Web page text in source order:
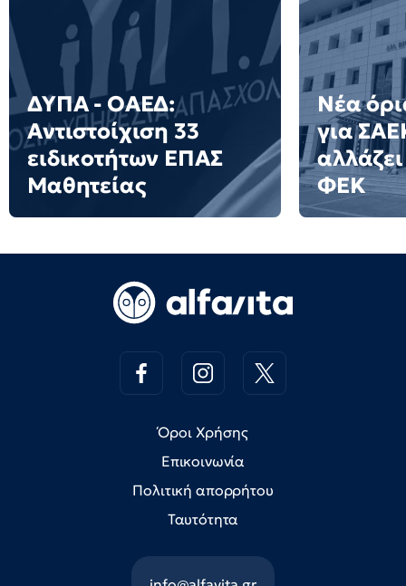
ΔΥΠΑ - ΟΑΕΔ:
Αντιστοίχιση 33
ειδικοτήτων ΕΠΑΣ
Μαθητείας
Νέα
για
ΦΕΚ
Όροι Χρήσης
Επικοινωνία
Πολιτική απορρήτου
Ταυτότητα